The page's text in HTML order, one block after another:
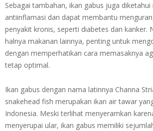
Sebagai tambahan, ikan gabus juga
antiinflamasi dan dapat membantu
penyakit kronis, seperti diabetes dan kanker.
halnya makanan lainnya, penting untuk
dengan memperhatikan cara memasaknya
tetap optimal.
Ikan gabus dengan nama latinnya Channa
snakehead fish merupakan ikan air tawar
Indonesia. Meski terlihat menyeramkan
menyerupai ular, ikan gabus memiliki